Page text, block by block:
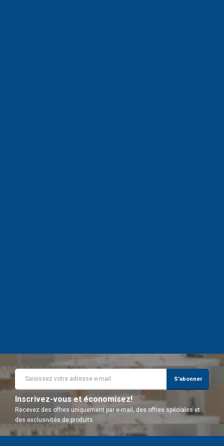
S'abonner
Inscrivez-vous et économisez!
Recevez des offres uniquement par e-mail, des offres spéciales et
des exclusivités de produits